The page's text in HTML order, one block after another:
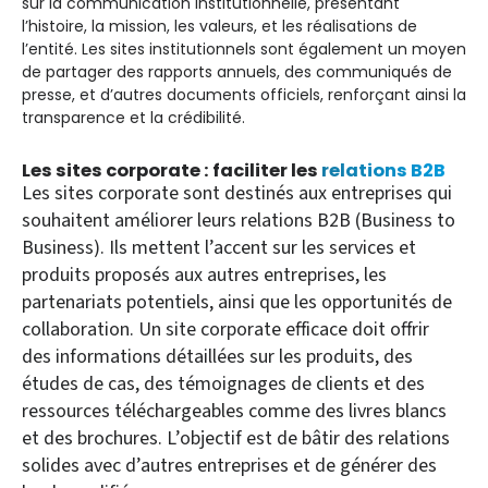
l’histoire, la mission, les valeurs, et les réalisations de
l’entité. Les sites institutionnels sont également un moyen
de partager des rapports annuels, des communiqués de
presse, et d’autres documents officiels, renforçant ainsi la
transparence et la crédibilité.
Les sites corporate : faciliter les relations B2B
Les sites corporate sont destinés aux entreprises qui
souhaitent améliorer leurs relations B2B (Business to
Business). Ils mettent l’accent sur les services et
produits proposés aux autres entreprises, les
partenariats potentiels, ainsi que les opportunités de
collaboration. Un site corporate efficace doit offrir
des informations détaillées sur les produits, des
études de cas, des témoignages de clients et des
ressources téléchargeables comme des livres blancs
et des brochures. L’objectif est de bâtir des relations
solides avec d’autres entreprises et de générer des